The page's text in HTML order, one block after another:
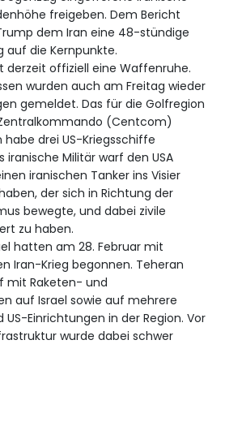
freigeben. Dem Bericht
dem Iran eine 48-stündige
auf die Kernpunkte.
derzeit offiziell eine Waffenruhe.
wurden auch am Freitag wieder
gemeldet. Das für die Golfregion
(Centcom)
habe drei US-Kriegsschiffe
iranische Militär warf den USA
iranischen Tanker ins Visier
der sich in Richtung der
bewegte, und dabei zivile
zu haben.
hatten am 28. Februar mit
Iran-Krieg begonnen. Teheran
mit Raketen- und
auf Israel sowie auf mehrere
Einrichtungen in der Region. Vor
wurde dabei schwer